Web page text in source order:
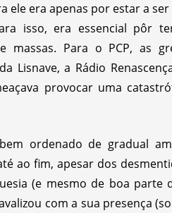
ele era apenas por estar a
isso, era essencial pôr
Para o PCP, as
Lisnave, a Rádio
provocar uma
ordenado de gradual
ao fim, apesar dos
(e mesmo de boa parte
com a sua presença